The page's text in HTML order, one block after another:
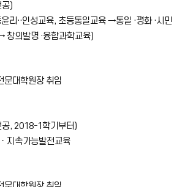
공)
리··인성교육, 초등통일교육 →통일 ·평화 ·시민
창의발명 ·융합과학교육)
문대학원장 취임
공, 2018-1학기부터)
지속가능발전교육